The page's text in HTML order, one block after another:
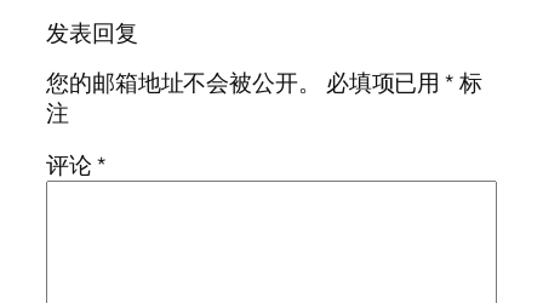
发表回复
您的邮箱地址不会被公开。
必填项已用*标
注
评论*